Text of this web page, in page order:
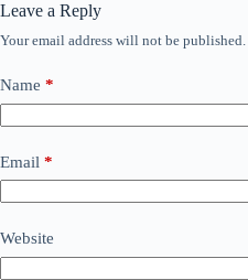
Leave a Reply
Your email address will not be published.
Name *
Email *
Website